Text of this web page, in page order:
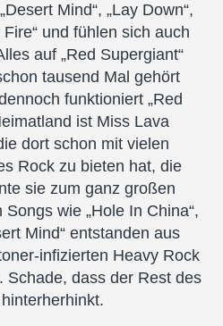
Mind“, „Lay Down“,
Fire“ und fühlen sich auch
auf „Red Supergiant“
tausend Mal gehört
funktioniert „Red
ist Miss Lava
dort schon mit vielen
Rock zu bieten hat, die
sie zum ganz großen
wie „Hole In China“,
Mind“ entstanden aus
infizierten Heavy Rock
Schade, dass der Rest des